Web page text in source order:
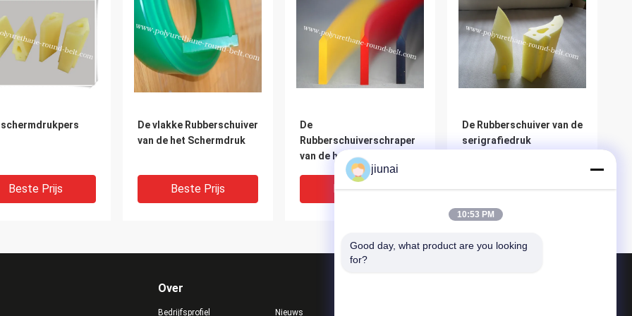
schermdrukpers
Beste Prijs
De vlakke Rubberschuiver
van de het Schermdruk
Beste Prijs
De
Rubberschuiverschraper
van de het schermdruk
Beste Prijs
De Rubberschuiver van de
serigrafiedruk
Beste Prijs
Over
Bedrijfsprofiel Nieuws
jiunai
10:53 PM
Good day, what product are you looking
for?